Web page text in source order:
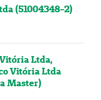
(51004348-2)
Ltda,
Vitória Ltda
Master)